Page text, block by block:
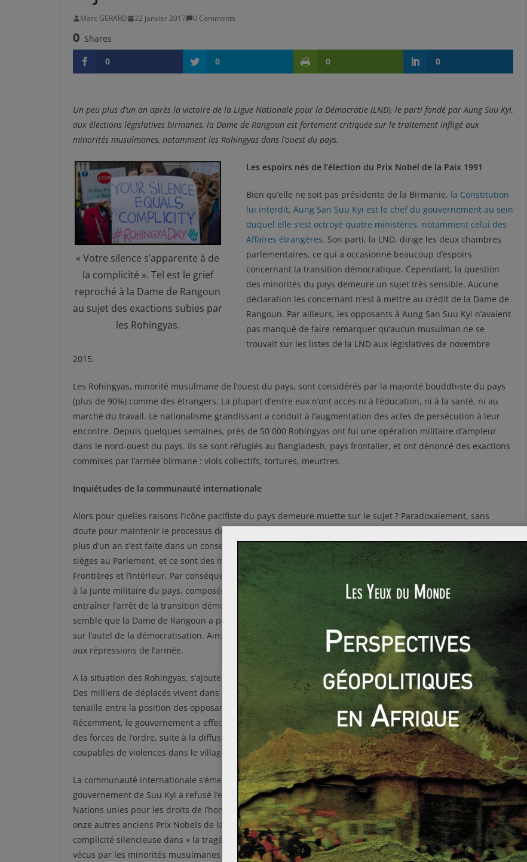
Marc GERARD 22 janvier 2017 0 Comments
0 Shares
0
0 0 0
Un peu plus d’un an après la victoire de la Ligue Nationale pour la Démocratie (LND), le parti fondé par Aung Suu Kyi,
aux élections législatives birmanes, la Dame de Rangoun est fortement critiquée sur le traitement infligé aux
minorités musulmanes, notamment les Rohingyas dans l’ouest du pays.
« Votre silence s’apparente à de
la complicité ». Tel est le grief
reproché à la Dame de Rangoun
au sujet des exactions subies par
les Rohingyas.
Les espoirs nés de l’élection du Prix Nobel de la Paix 1991
Bien qu’elle ne soit pas présidente de la Birmanie, la Constitution
lui interdit, Aung San Suu Kyi est le chef du gouvernement au sein
duquel elle s’est octroyé quatre ministères, notamment celui des
Affaires étrangères. Son parti, la LND, dirige les deux chambres
parlementaires, ce qui a occasionné beaucoup d’espoirs
concernant la transition démocratique. Cependant, la question
des minorités du pays demeure un sujet très sensible. Aucune
déclaration les concernant n’est à mettre au crédit de la Dame de
Rangoun. Par ailleurs, les opposants à Aung San Suu Kyi n’avaient
pas manqué de faire remarquer qu’aucun musulman ne se
trouvait sur les listes de la LND aux législatives de novembre
2015.
Les Rohingyas, minorité musulmane de l’ouest du pays, sont considérés par la majorité bouddhiste du pays
(plus de 90%) comme des étrangers. La plupart d’entre eux n’ont accès ni à l’éducation, ni à la santé, ni au
marché du travail. Le nationalisme grandissant a conduit à l’augmentation des actes de persécution à leur
encontre. Depuis quelques semaines, près de 50 000 Rohingyas ont fui une opération militaire d’ampleur
dans le nord-ouest du pays. Ils se sont réfugiés au Bangladesh, pays frontalier, et ont dénoncé des exactions
commises par l’armée birmane : viols collectifs, tortures, meurtres.
Inquiétudes de la communauté internationale
Alors pour quelles raisons l’icône pacifiste du pays demeure muette sur le sujet ? Paradoxalement, sans
doute pour maintenir le processus de démocratisation du pays. En effet, la victoire de Suu Kyi il y a un peu
plus d’un an s’est faite dans un consensus avec l’armée. Cette dernière détient encore près de 25% des
sièges au Parlement, et ce sont des militaires qui ont été nommés aux postes stratégiques de la Défense, des
Frontières et l’Intérieur. Par conséquent, il est très difficile pour Aung San Suu Kyi de s’opposer ouvertement
à la junte militaire du pays, composée d’environ 50 000 hommes. Une prise de parole critique pourrait
entraîner l’arrêt de la transition démocratique en cours et les progrès observés depuis quelques années. Il
semble que la Dame de Rangoun a pour le moment choisi de sacrifier les 1,2 millions de Rohingyas du pays
sur l’autel de la démocratisation. Ainsi, Amnesty International déplore la disparition de villages entiers suite
aux répressions de l’armée.
A la situation des Rohingyas, s’ajoute celle de nombreux civils issus de la minorité kachin dans nord du pays.
Des milliers de déplacés vivent dans des camps de fortune adossés à la frontière chinoise. Ils sont pris en
tenaille entre la position des opposants rebelles au gouvernement en place et celle de l’armée birmane.
Récemment, le gouvernement a effectué un premier pas en ouvrant une enquête sur de possibles exactions
des forces de l’ordre, suite à la diffusion d’une vidéo accablante mettant en scène huit policiers birmans
coupables de violences dans le village de Kotankauk.
La communauté internationale s’émeut de plus en plus de cette situation. Notamment, depuis que le
gouvernement de Suu Kyi a refusé l’entrée de l’aide humanitaire et la visite du rapporteur spécial des
Nations unies pour les droits de l’homme en Birmanie dans la région de Kachin. Le 29 décembre dernier,
onze autres anciens Prix Nobels de la Paix l’ont accusée, dans une lettre adressée à l’ONU, de passivité et de
complicité silencieuse dans « la tragédie humaine, le nettoyage ethnique et les crimes contre l’humanité »
vécus par les minorités musulmanes birmanes. Ces figures de la paix, parmi lesquelles on retrouve la